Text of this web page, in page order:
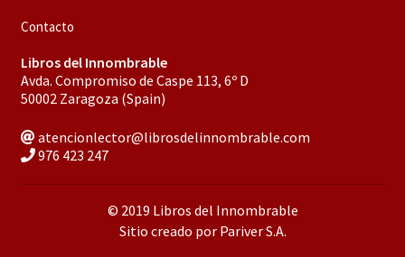
Contacto
Libros del Innombrable
Avda. Compromiso de Caspe 113, 6º D
50002 Zaragoza (Spain)
atencionlector@librosdelinnombrable.com
976 423 247
© 2019 Libros del Innombrable
Sitio creado por Pariver S.A.